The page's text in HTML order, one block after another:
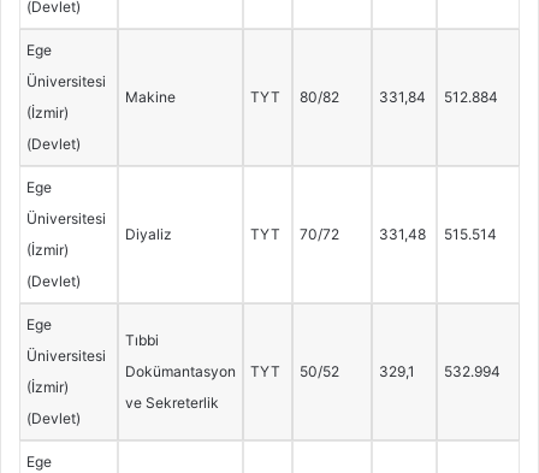
(Devlet)
Ege
Üniversitesi
(İzmir)
(Devlet)
Makine TYT 80/82 331,84 512.884
Ege
Üniversitesi
(İzmir)
(Devlet)
Diyaliz TYT 70/72 331,48 515.514
Ege
Üniversitesi
(İzmir)
(Devlet)
Tıbbi
Dokümantasyon
ve Sekreterlik
TYT 50/52 329,1 532.994
Ege